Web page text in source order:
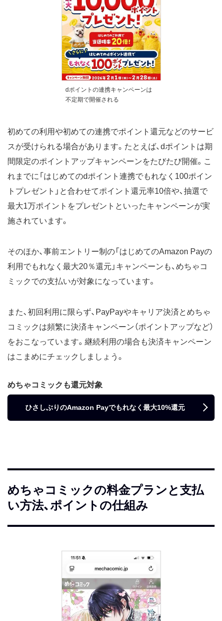
dポイントの連携キャンペーンは
不定期で開催される
初めての利用や初めての連携でポイント還元などのサービ
スが受けられる場合があります。たとえば、dポイントは期
間限定のポイントアップキャンペーンをたびたび開催。こ
れまでに「はじめてのdポイント連携でもれなく100ポイン
トプレゼント」と合わせてポイント還元率10倍や、抽選で
最大1万ポイントをプレゼントといったキャンペーンが実
施されています。
そのほか、事前エントリー制の「はじめてのAmazon Payの
利用でもれなく最大20％還元」キャンペーンも、めちゃコ
ミックでの支払いが対象になっています。
また、初回利用に限らず、PayPayやキャリア決済とめちゃ
コミックは頻繁に決済キャンペーン（ポイントアップなど）
をおこなっています。継続利用の場合も決済キャンペーン
はこまめにチェックしましょう。
めちゃコミックも還元対象
ひさしぶりのAmazon Payでもれなく最大10%還元
めちゃコミックの料金プランと支払
い方法、ポイントの仕組み